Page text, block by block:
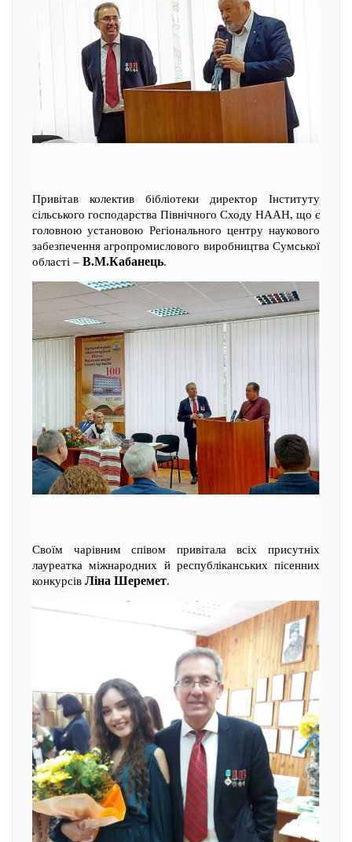
Привітав колектив бібліотеки директор Інституту
сільського господарства Північного Сходу НААН, що є
головною установою Регіонального центру наукового
забезпечення агропромислового виробництва Сумської
області – В.М.Кабанець.
Своїм чарівним співом привітала всіх присутніх
лауреатка міжнародних й республіканських пісенних
конкурсів Ліна Шеремет.